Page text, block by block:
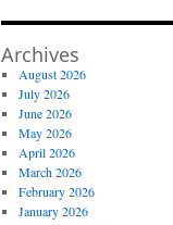
Archives
August 2026
July 2026
June 2026
May 2026
April 2026
March 2026
February 2026
January 2026